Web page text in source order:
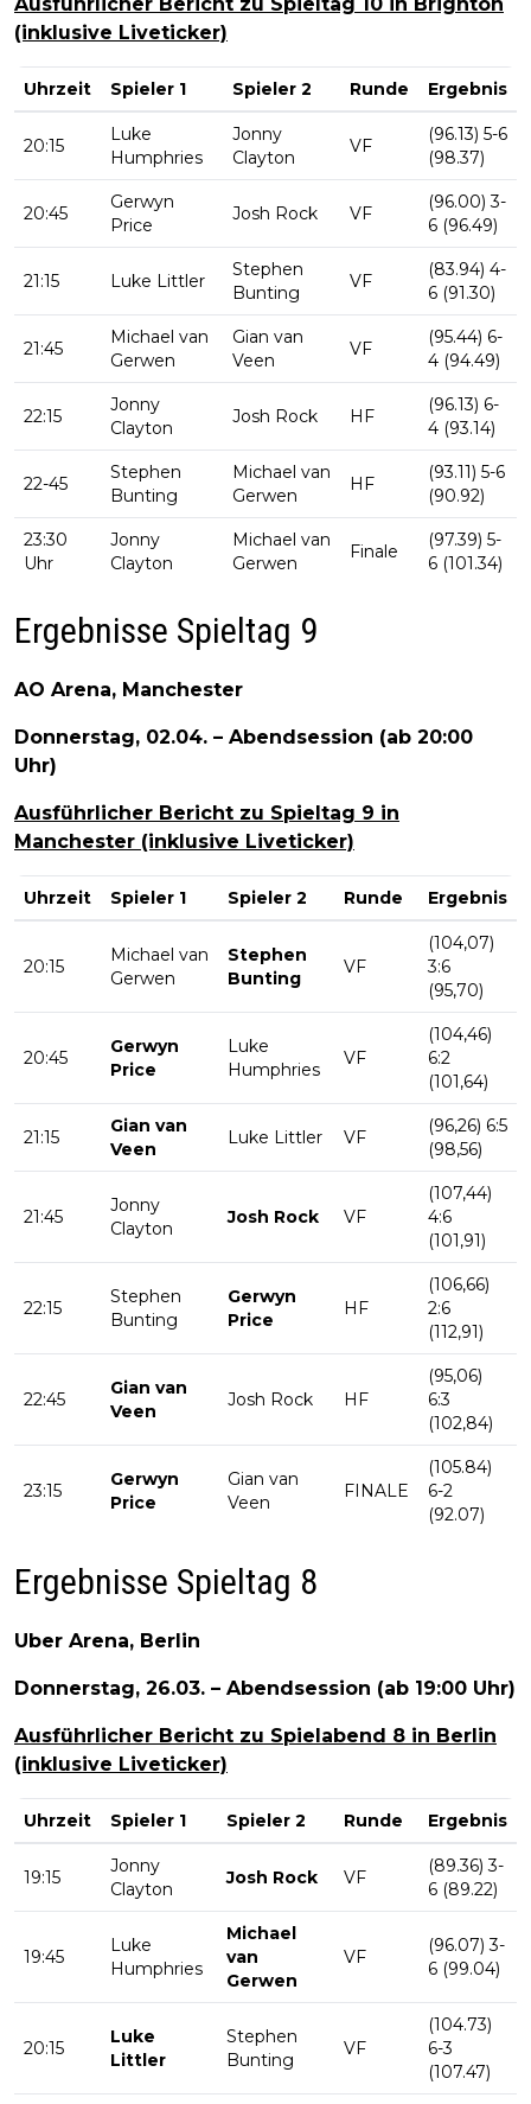
(inklusive Liveticker)
Uhrzeit Spieler 1 Spieler 2 Runde Ergebnis
20:15
Luke
Humphries
Jonny
Clayton
VF
(96.13) 5-6
(98.37)
20:45
Gerwyn
Price
Josh Rock VF
(96.00) 3-
6 (96.49)
21:15 Luke Littler
Stephen
Bunting
VF
(83.94) 4-
6 (91.30)
21:45
Michael van
Gerwen
Gian van
Veen
VF
(95.44) 6-
4 (94.49)
22:15
Jonny
Clayton
Josh Rock HF
(96.13) 6-
4 (93.14)
22-45
Stephen
Bunting
Michael van
Gerwen
HF
(93.11) 5-6
(90.92)
23:30
Uhr
Jonny
Clayton
Michael van
Gerwen
Finale
(97.39) 5-
6 (101.34)
Ergebnisse Spieltag 9
AO Arena, Manchester
Donnerstag, 02.04. – Abendsession (ab 20:00
Uhr)
Ausführlicher Bericht zu Spieltag 9 in
Manchester (inklusive Liveticker)
Uhrzeit Spieler 1 Spieler 2 Runde Ergebnis
20:15
Michael van
Gerwen
Stephen
Bunting
VF
(104,07)
3:6
(95,70)
20:45
Gerwyn
Price
Luke
Humphries
VF
(104,46)
6:2
(101,64)
21:15
Gian van
Veen
Luke Littler VF
(96,26) 6:5
(98,56)
21:45
Jonny
Clayton
Josh Rock VF
(107,44)
4:6
(101,91)
22:15
Stephen
Bunting
Gerwyn
Price
HF
(106,66)
2:6
(112,91)
22:45
Gian van
Veen
Josh Rock HF
(95,06)
6:3
(102,84)
23:15
Gerwyn
Price
Gian van
Veen
FINALE
(105.84)
6-2
(92.07)
Ergebnisse Spieltag 8
Uber Arena, Berlin
Donnerstag, 26.03. – Abendsession (ab 19:00 Uhr)
Ausführlicher Bericht zu Spielabend 8 in Berlin
(inklusive Liveticker)
Uhrzeit Spieler 1 Spieler 2 Runde Ergebnis
19:15
Jonny
Clayton
Josh Rock VF
(89.36) 3-
6 (89.22)
19:45
Luke
Humphries
Michael
van
Gerwen
VF
(96.07) 3-
6 (99.04)
20:15
Luke
Littler
Stephen
Bunting
VF
(104.73)
6-3
(107.47)